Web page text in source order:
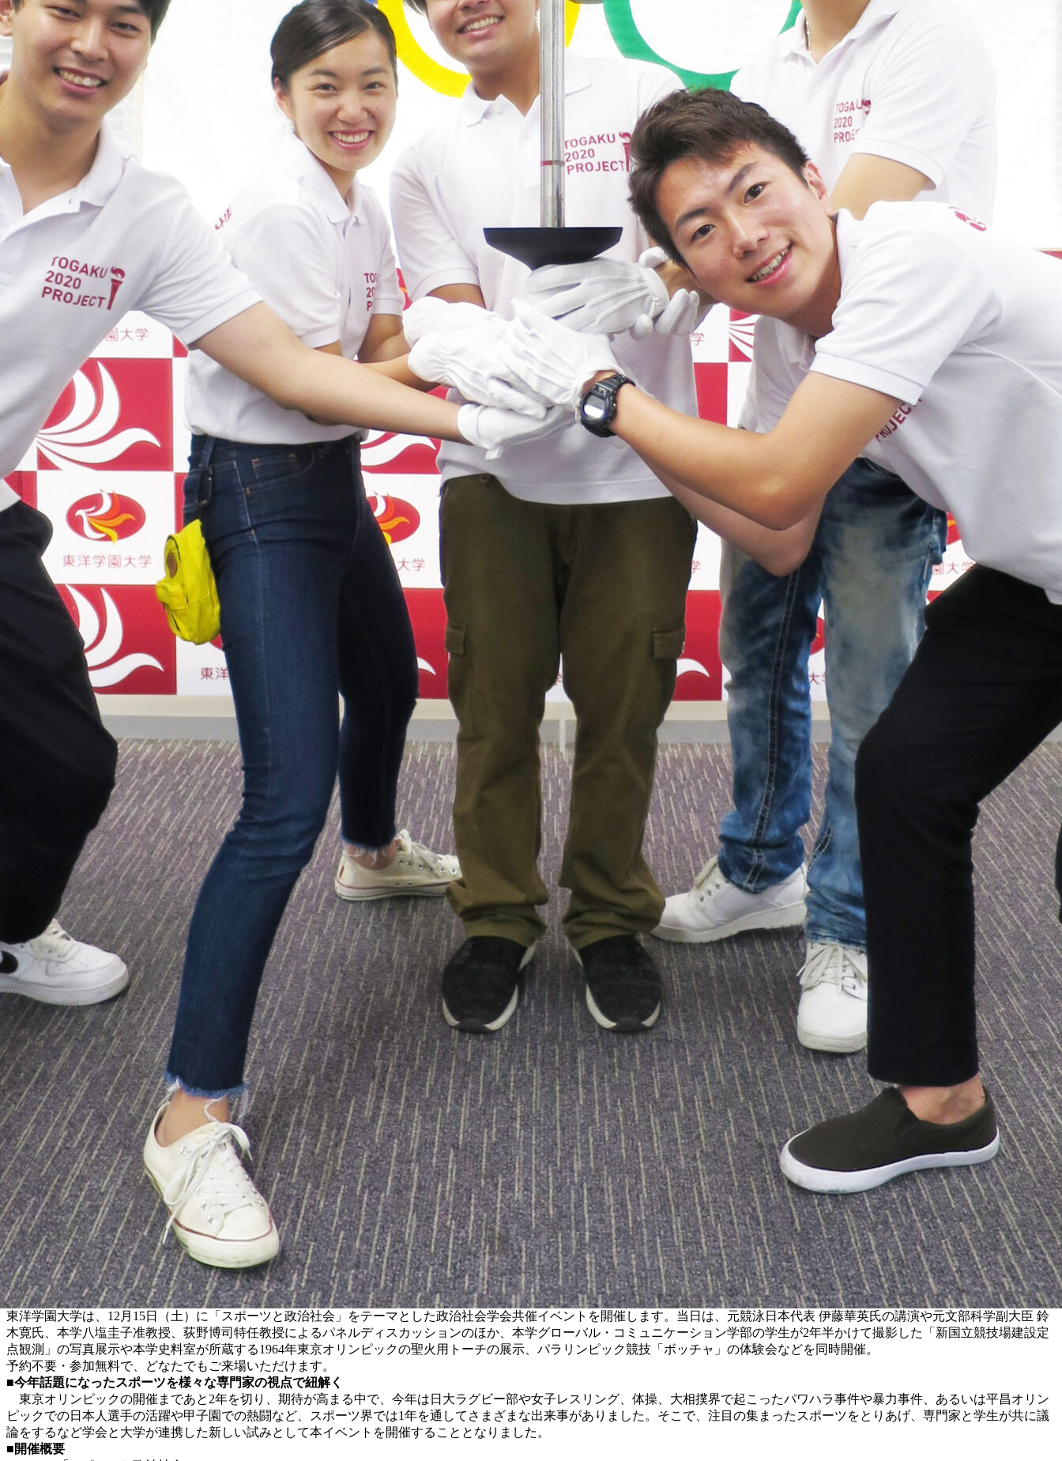
東洋学園大学は、12月15日（土）に「スポーツと政治社会」をテーマとした政治社会学会共催イベントを開催します。当日は、元競泳日本代表 伊藤華英氏の講演や元文部科学副大臣 鈴
木寛氏、本学八塩圭子准教授、荻野博司特任教授によるパネルディスカッションのほか、本学グローバル・コミュニケーション学部の学生が2年半かけて撮影した「新国立競技場建設定
点観測」の写真展示や本学史料室が所蔵する1964年東京オリンピックの聖火用トーチの展示、パラリンピック競技「ボッチャ」の体験会などを同時開催。
予約不要・参加無料で、どなたでもご来場いただけます。
■今年話題になったスポーツを様々な専門家の視点で紐解く
東京オリンピックの開催まであと2年を切り、期待が高まる中で、今年は日大ラグビー部や女子レスリング、体操、大相撲界で起こったパワハラ事件や暴力事件、あるいは平昌オリン
ピックでの日本人選手の活躍や甲子園での熱闘など、スポーツ界では1年を通してさまざまな出来事がありました。そこで、注目の集まったスポーツをとりあげ、専門家と学生が共に議
論をするなど学会と大学が連携した新しい試みとして本イベントを開催することとなりました。
■開催概要